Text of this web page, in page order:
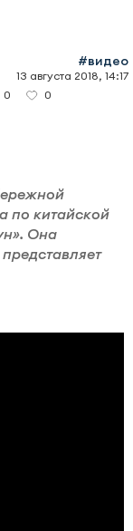
#видео
13 августа 2018, 14:17
0 0
по китайской
Она